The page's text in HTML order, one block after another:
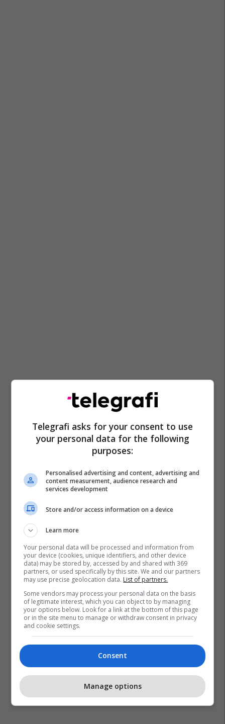
Volkan Oezdemir Mma Ali Muhammad
Ufc
Ilir Latifi
Telegrafi asks for your consent to use
your personal data for the following
purposes:
Personalised advertising and content, advertising and
content measurement, audience research and
services development
Store and/or access information on a device
Learn more
Your personal data will be processed and information from
your device (cookies, unique identifiers, and other device
data) may be stored by, accessed by and shared with 369
partners, or used specifically by this site. We and our partners
may use precise geolocation data. List of partners.
Some vendors may process your personal data on the basis
of legitimate interest, which you can object to by managing
your options below. Look for a link at the bottom of this page
or in the site menu to manage or withdraw consent in privacy
and cookie settings.
Consent
Manage options